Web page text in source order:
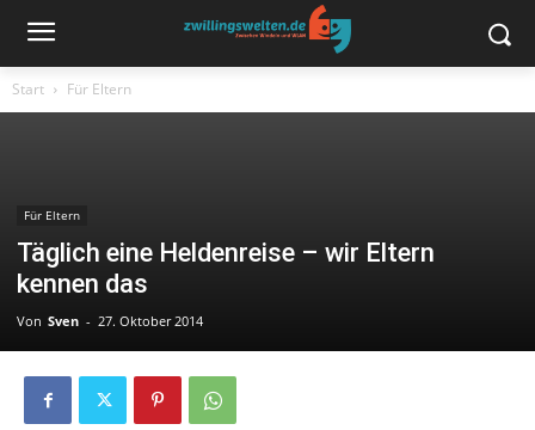
Start Für Eltern
Für Eltern
Täglich eine Heldenreise – wir Eltern
kennen das
Von Sven - 27. Oktober 2014